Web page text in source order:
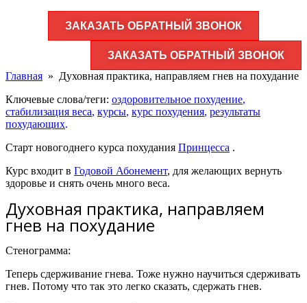
ЗАКАЗАТЬ ОБРАТНЫЙ ЗВОНОК
ЗАКАЗАТЬ ОБРАТНЫЙ ЗВОНОК
Главная » Духовная практика, направляем гнев на похудание
Ключевые слова/теги: оздоровительное похудение,
стабилизация веса, курсы, курс похудения, результаты
похудающих.
Старт новогоднего курса похудания Принцесса .
Курс входит в Годовой Абонемент, для желающих вернуть
здоровье и снять очень много веса.
Духовная практика, направляем
гнев на похудание
Стенограмма:
Теперь сдерживание гнева. Тоже нужно научиться сдерживать
гнев. Потому что так это легко сказать, сдержать гнев.